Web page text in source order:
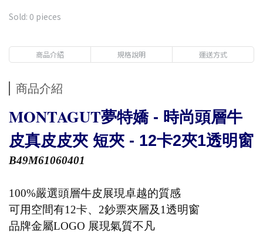
Sold: 0 pieces
商品介紹 規格說明 運送方式
商品介紹
MONTAGUT夢特嬌 - 時尚頭層牛
皮真皮皮夾 短夾 - 12卡2夾1透明窗
B49M61060401
100%嚴選頭層牛皮展現卓越的質感
可用空間有12卡、2鈔票夾層及1透明窗
品牌金屬LOGO 展現氣質不凡